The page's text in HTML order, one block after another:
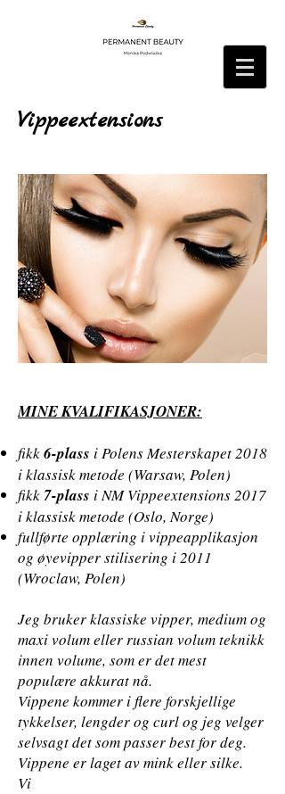
Vippeextensions
MINE KVALIFIKASJONER:
fikk6-plass i Polens Mesterskapet 2018
i klassisk metode (Warsaw, Polen)
fikk 7-plass i NM Vippeextensions 2017
i klassisk metode (Oslo, Norge)
fullførte opplæring i vippeapplikasjon
og øyevipper stilisering i 2011
(Wroclaw, Polen)
Jeg bruker klassiske vipper, medium og
maxi volum eller russian volum teknikk
innen volume, som er det mest
populære akkurat nå.
Vippene kommer i flere forskjellige
tykkelser, lengder og curl og jeg velger
selvsagt det som passer best for deg.
Vippene er laget av mink eller silke.
Vi